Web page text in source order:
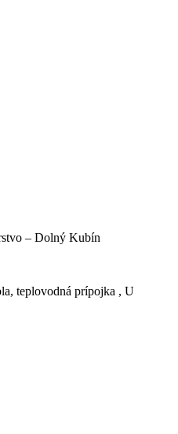
– Dolný Kubín
teplovodná prípojka , U